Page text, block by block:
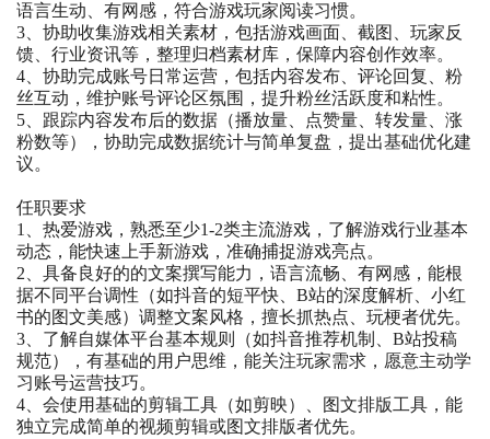
语言生动、有网感，符合游戏玩家阅读习惯。
3、协助收集游戏相关素材，包括游戏画面、截图、玩家反
馈、行业资讯等，整理归档素材库，保障内容创作效率。
4、协助完成账号日常运营，包括内容发布、评论回复、粉
丝互动，维护账号评论区氛围，提升粉丝活跃度和粘性。
5、跟踪内容发布后的数据（播放量、点赞量、转发量、涨
粉数等），协助完成数据统计与简单复盘，提出基础优化建
议。
任职要求
1、热爱游戏，熟悉至少1-2类主流游戏，了解游戏行业基本
动态，能快速上手新游戏，准确捕捉游戏亮点。
2、具备良好的的文案撰写能力，语言流畅、有网感，能根
据不同平台调性（如抖音的短平快、B站的深度解析、小红
书的图文美感）调整文案风格，擅长抓热点、玩梗者优先。
3、了解自媒体平台基本规则（如抖音推荐机制、B站投稿
规范），有基础的用户思维，能关注玩家需求，愿意主动学
习账号运营技巧。
4、会使用基础的剪辑工具（如剪映）、图文排版工具，能
独立完成简单的视频剪辑或图文排版者优先。